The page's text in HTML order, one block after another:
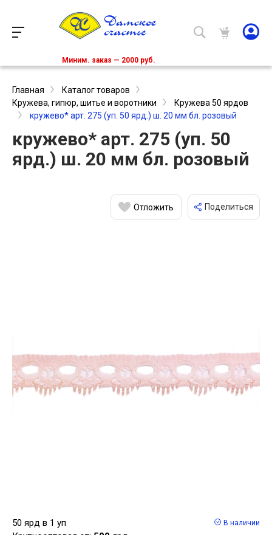
Миним. заказ — 2000 руб.
Главная
Каталог товаров
Кружева, гипюр, шитье и воротники
Кружева 50 ярдов
кружево* арт. 275 (уп. 50 ярд.) ш. 20 мм бл. розовый
кружево* арт. 275 (уп. 50
ярд.) ш. 20 мм бл. розовый
Отложить Поделиться
50 ярд в 1 уп
В наличии